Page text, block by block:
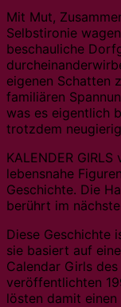
Mit Mut,
Selbstironie
beschauliche
eigenen Schatten
familiären
was es eigentlich
trotzdem
KALENDER
lebensnahe
Geschichte. Die
berührt im
Diese Geschichte
sie basiert auf
Calendar Girls des
veröffentlichten
lösten damit